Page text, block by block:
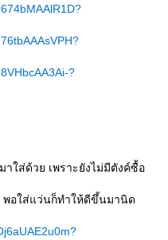
?
ใส่ด้วย เพราะยังไม่มีตังค์ซื้อ
พอใส่แว่นก็ทำให้ดีขึ้นมานิด